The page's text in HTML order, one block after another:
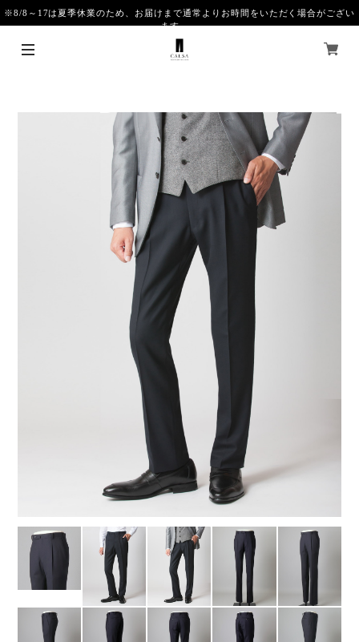
※8/8～17は夏季休業のため、お届けまで通常よりお時間をいただく場合がござい
ます。